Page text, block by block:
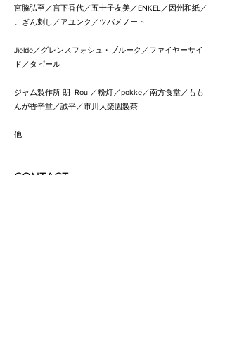
宮脇弘至／宮下香代／五十子友美／ENKEL／因州和紙／
こぎん刺し／アユンク／ツバメノート
Jielde／グレンスフォシュ・ブルーク／ファイヤーサイ
ド／タピール
ジャム製作所 朗 -Rou-／粉灯／pokke／南方食堂／もも
んが香辛堂／誠平／市川大楽園製茶
他
CONTACT